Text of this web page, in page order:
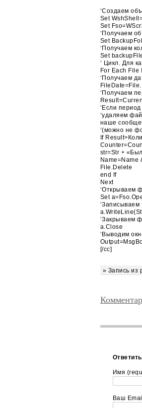
‘Создаем
Set
Set
‘Получаем
Set
‘Получаем
Set
‘ Цикл. Для
For Each File
‘Получаем
‘Получаем
‘Если
‘удаляем
наше
‘(можно не
If
str=Str +
Name=Name
File.Delete
end If
Next
‘Открываем
Set
‘Записываем
‘Закрываем
a.Close
‘Выводим
[/cc]
» Запись из
Ответить
Имя
Ваш